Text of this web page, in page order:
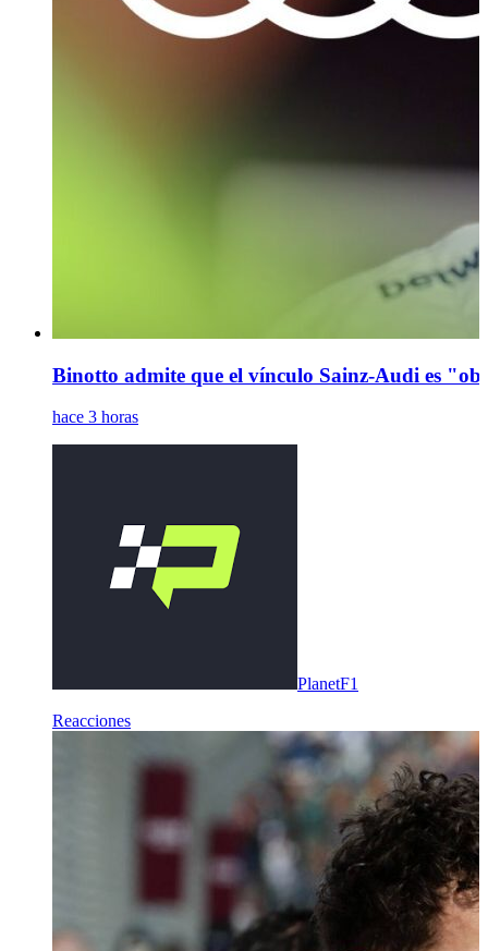
Binotto admite que el vínculo Sainz-Audi es
hace 3 horas
PlanetF1
Reacciones